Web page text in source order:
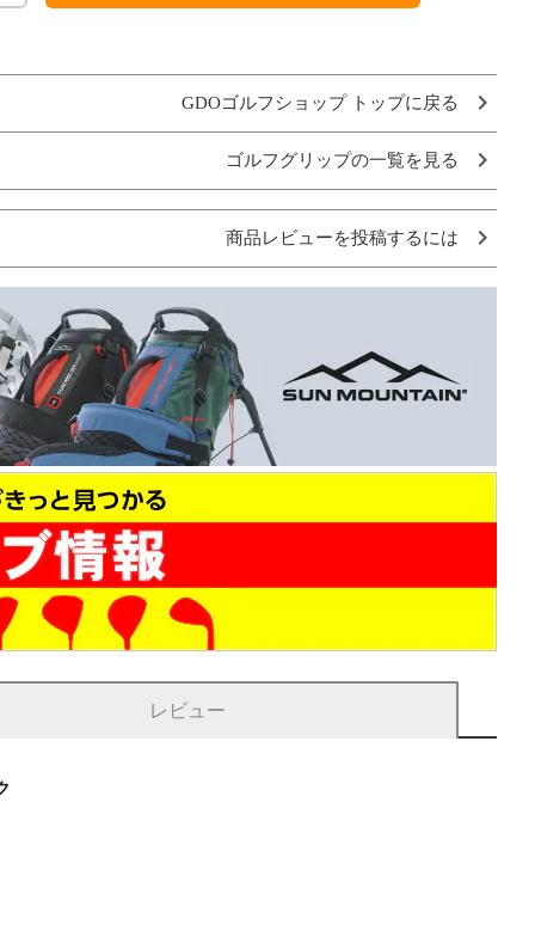
GDOゴルフショップ トップに戻る
ゴルフグリップの一覧を見る
商品レビューを投稿するには
レビュー